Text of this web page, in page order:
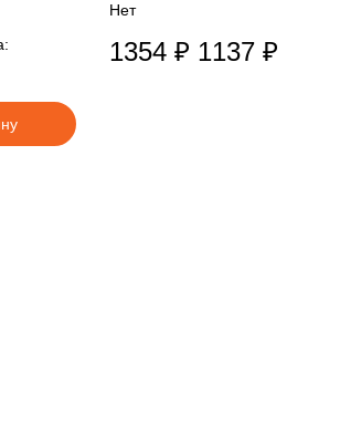
Нет
1354 ₽ 1137 ₽